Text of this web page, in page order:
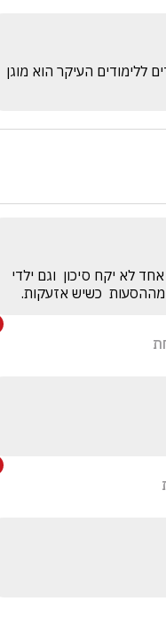
מההסעות  כשיש אזעקות.